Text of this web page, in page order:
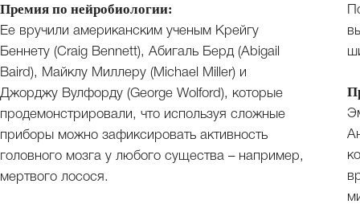
Премия по нейробиологии:
Ее вручили американским ученым Крейгу
Беннету (Craig Bennett), Абигаль Берд (Abigail
Baird), Майклу Миллеру (Michael Miller) и
Джорджу Вулфорду (George Wolford), которые
продемонстрировали, что используя сложные
приборы можно зафиксировать активность
головного мозга у любого существа – например,
мертвого лосося.